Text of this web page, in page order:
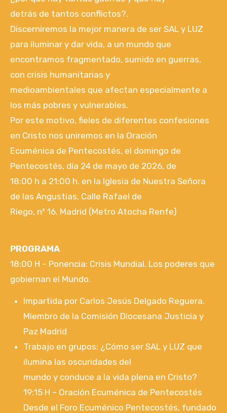
detrás de tantos conflictos?.
Discerniremos la mejor manera de ser SAL y LUZ
para iluminar y dar vida, a un mundo que
encontramos fragmentado, sumido en guerras,
con crisis humanitarias y
medioambientales que afectan especialmente a
los más pobres y vulnerables.
Por este motivo, fieles de diferentes confesiones
en Cristo nos uniremos en la Oración
Ecuménica de Pentecostés, el domingo de
Pentecostés, día 24 de mayo de 2026, de
18:00 h a 21:00 h. en la Iglesia de Nuestra Señora
de las Angustias, Calle Rafael de
Riego, nº 16. Madrid (Metro Atocha Renfe)
PROGRAMA
18:00 H – Ponencia: Crisis Mundial. Los poderes que
gobiernan el Mundo.
Impartida por Carlos Jesús Delgado Reguera.
Miembro de la Comisión Diocesana Justicia y
Paz Madrid
Trabajo en grupos: ¿Cómo ser SAL y LUZ que
ilumina las oscuridades del
mundo y conduce a la vida plena en Cristo?
19:15 H – Oración Ecuménica de Pentecostés
Desde el Foro Ecuménico Pentecostés, fundado